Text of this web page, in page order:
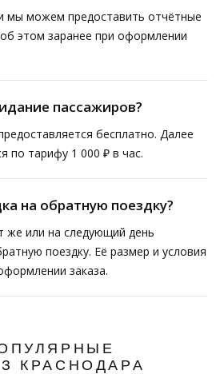
мы можем предоставить отчётные
этом заранее при оформлении
пассажиров?
бесплатно. Далее
по тарифу 1 000 ₽ в час.
на обратную поездку?
же или на следующий день
поездку. Её размер и условия
заказа.
КРАСНОДАРА